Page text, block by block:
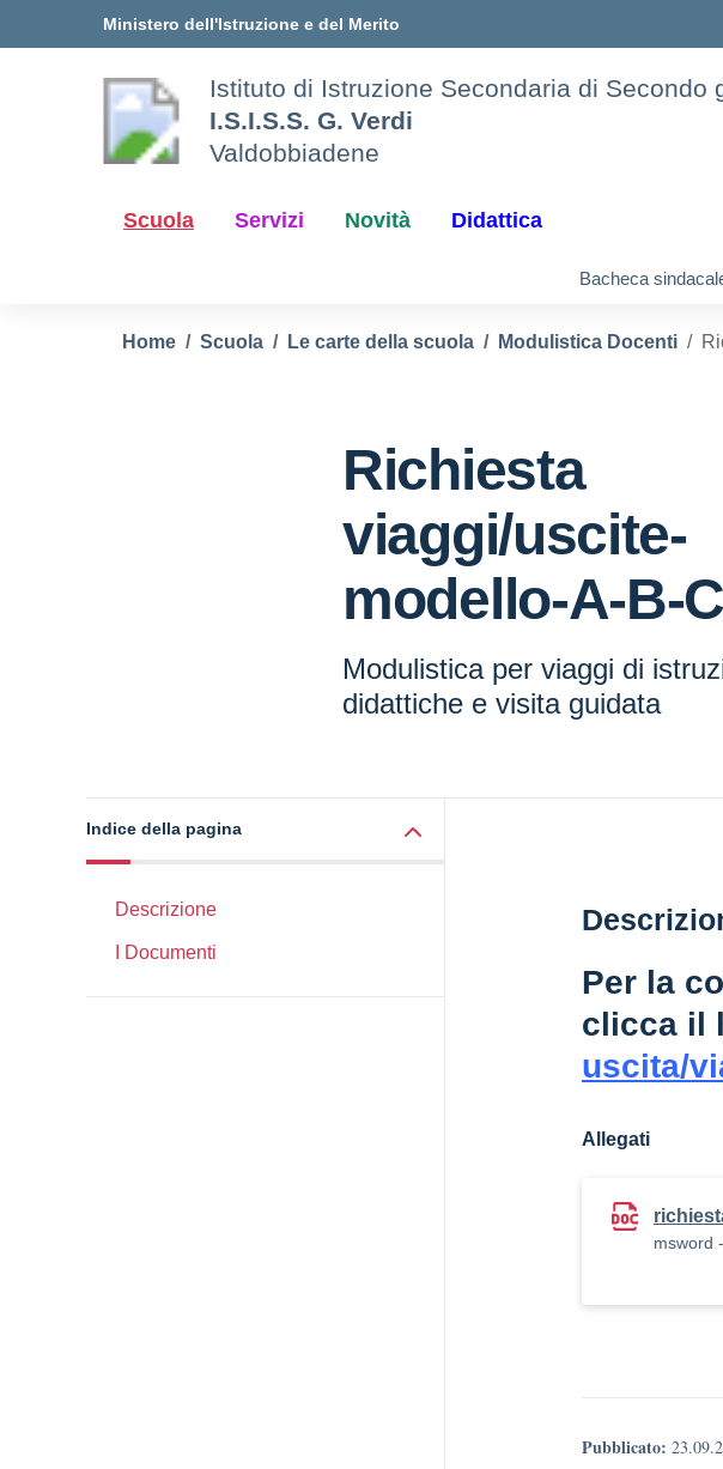
Ministero dell'Istruzione e del Merito
Istituto di Istruzione Secondaria di Secondo
I.S.I.S.S. G. Verdi
Valdobbiadene
Scuola Servizi Novità Didattica
Bacheca
Home Scuola Le carte della scuola Modulistica Docenti
Richiesta
viaggi/uscite-
modello-A-B-C
Modulistica per viaggi di
didattiche e visita guidata
Indice della pagina
Descrizione
I Documenti
Per la
clicca il
uscita/
Allegati
msword
Pubblicato: